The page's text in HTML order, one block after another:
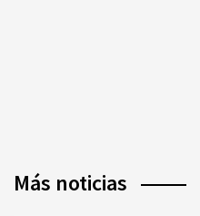
Más noticias